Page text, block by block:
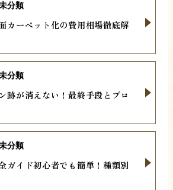
カーペット化の費用相場徹底解
分類
跡が消えない！最終手段とプロ
分類
ガイド初心者でも簡単！種類別
分類